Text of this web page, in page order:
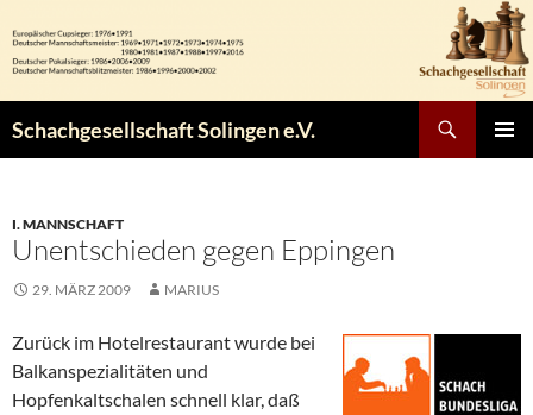
Inhalt
springen
Schachgesellschaft Solingen e.V.
I. MANNSCHAFT
Unentschieden gegen Eppingen
29. MÄRZ 2009 MARIUS
Zurück im Hotelrestaurant wurde bei
Balkanspezialitäten und
Hopfenkaltschalen schnell klar, daß